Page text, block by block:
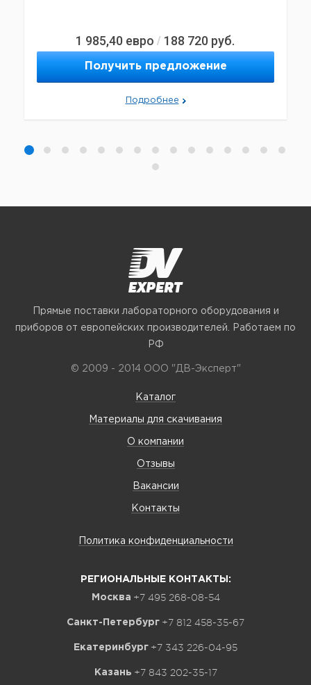
1 985,40 евро / 188 720 руб.
Получить предложение
Подробнее
Прямые поставки лабораторного оборудования и
приборов от европейских производителей. Работаем по
РФ
© 2009 - 2014 ООО "ДВ-Эксперт"
Каталог
Материалы для скачивания
О компании
Отзывы
Вакансии
Контакты
Политика конфиденциальности
РЕГИОНАЛЬНЫЕ КОНТАКТЫ:
Москва +7 495 268-08-54
Санкт-Петербург +7 812 458-35-67
Екатеринбург +7 343 226-04-95
Казань +7 843 202-35-17